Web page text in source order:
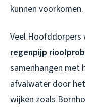
kunnen voorkomen.
Veel
regenpijp
samenhangen met
afvalwater door
wijken zoals